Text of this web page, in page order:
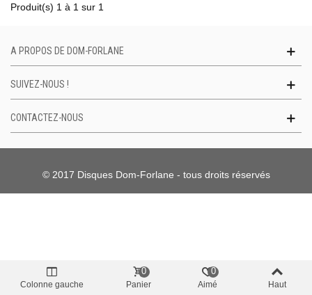
Produit(s) 1 à 1 sur 1
A PROPOS DE DOM-FORLANE
SUIVEZ-NOUS !
CONTACTEZ-NOUS
© 2017 Disques Dom-Forlane - tous droits réservés
Colonne gauche Panier
0
Aimé
0
Haut